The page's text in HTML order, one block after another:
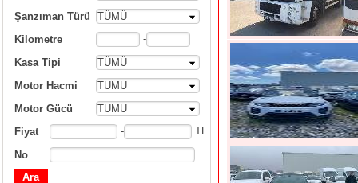
Şanzıman Türü
TÜMÜ
Kilometre
-
Kasa Tipi
TÜMÜ
Motor Hacmi
TÜMÜ
Motor Gücü
TÜMÜ
Fiyat
- TL
No